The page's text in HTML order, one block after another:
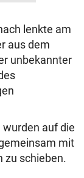
lenkte am
aus dem
unbekannter
auf die
mit
zu schieben.